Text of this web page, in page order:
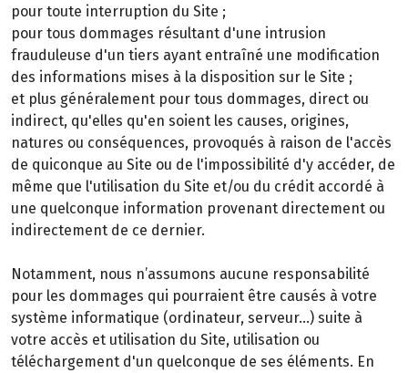
pour toute interruption du Site ;
pour tous dommages résultant d'une intrusion
frauduleuse d'un tiers ayant entraîné une modification
des informations mises à la disposition sur le Site ;
et plus généralement pour tous dommages, direct ou
indirect, qu'elles qu'en soient les causes, origines,
natures ou conséquences, provoqués à raison de l'accès
de quiconque au Site ou de l'impossibilité d'y accéder, de
même que l'utilisation du Site et/ou du crédit accordé à
une quelconque information provenant directement ou
indirectement de ce dernier.
Notamment, nous n’assumons aucune responsabilité
pour les dommages qui pourraient être causés à votre
système informatique (ordinateur, serveur…) suite à
votre accès et utilisation du Site, utilisation ou
téléchargement d'un quelconque de ses éléments. En